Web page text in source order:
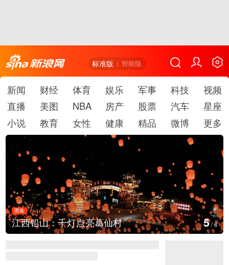
标准版 智能版
新闻 财经 体育 娱乐 军事 科技
视频
直播
美图 NBA 房产 股票 汽车
星座
小说
教育 女性 健康 精品 微博 更多
图集
江西铅山：千灯点亮葛仙村 5/6